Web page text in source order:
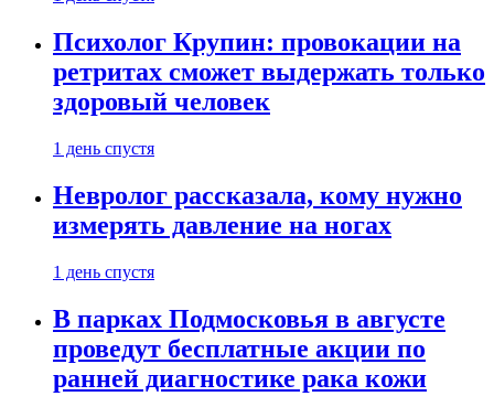
Психолог Крупин: провокации на
ретритах сможет выдержать только
здоровый человек
1 день спустя
Невролог рассказала, кому нужно
измерять давление на ногах
1 день спустя
В парках Подмосковья в августе
проведут бесплатные акции по
ранней диагностике рака кожи